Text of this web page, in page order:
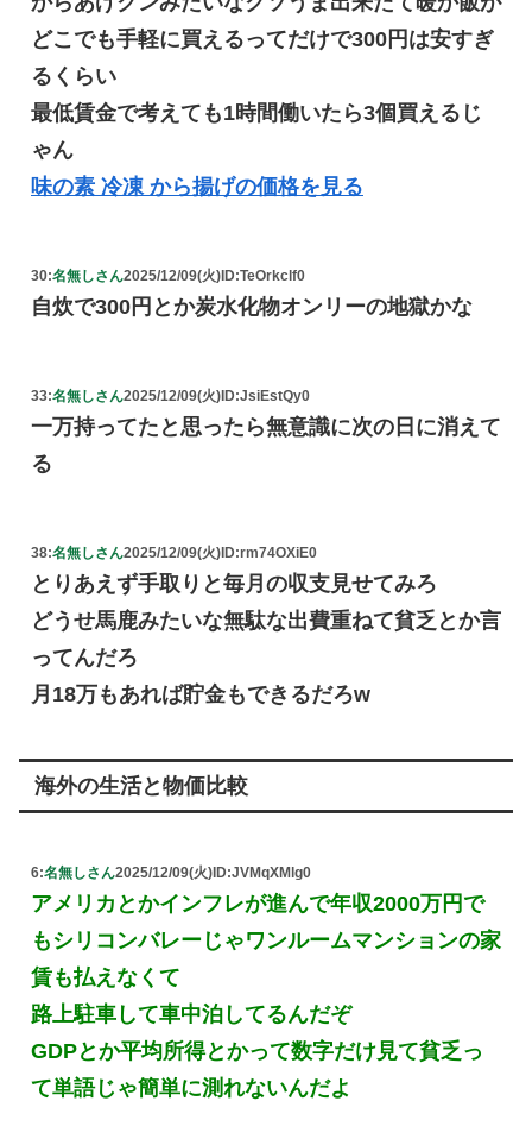
どこでも手軽に買えるってだけで300円は安すぎ
るくらい
最低賃金で考えても1時間働いたら3個買えるじ
ゃん
味の素 冷凍 から揚げの価格を見る
30:名無しさん2025/12/09(火) ID:TeOrkclf0
自炊で300円とか炭水化物オンリーの地獄かな
33:名無しさん2025/12/09(火)ID:JsiEstQy0
一万持ってたと思ったら無意識に次の日に消えて
る
38:名無しさん2025/12/09(火)ID:rm74OXiE0
とりあえず手取りと毎月の収支見せてみろ
どうせ馬鹿みたいな無駄な出費重ねて貧乏とか言
ってんだろ
月18万もあれば貯金もできるだろw
海外の生活と物価比較
6:名無しさん2025/12/09(火)ID:JVMqXMlg0
アメリカとかインフレが進んで年収2000万円で
もシリコンバレーじゃワンルームマンションの家
賃も払えなくて
路上駐車して車中泊してるんだぞ
GDPとか平均所得とかって数字だけ見て貧乏っ
て単語じゃ簡単に測れないんだよ